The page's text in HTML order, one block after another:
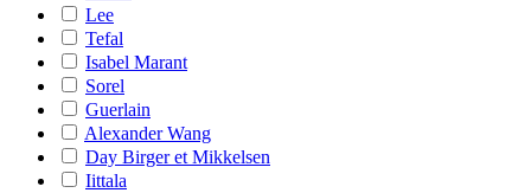
Lee
Tefal
Isabel Marant
Sorel
Guerlain
Alexander Wang
Day Birger et Mikkelsen
Iittala